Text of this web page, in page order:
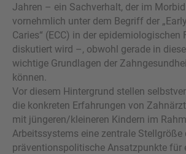
Jahren – ein Sachverhalt, der im
vornehmlich unter dem Begriff der
Caries“ (ECC) in der epidemiologischen
diskutiert wird –, obwohl gerade in
wichtige Grundlagen der
können.
Vor diesem Hintergrund stellen
die konkreten Erfahrungen von
mit jüngeren/kleineren Kindern im
Arbeitssystems eine zentrale Stellgröße
präventionspolitische Ansatzpunkte für